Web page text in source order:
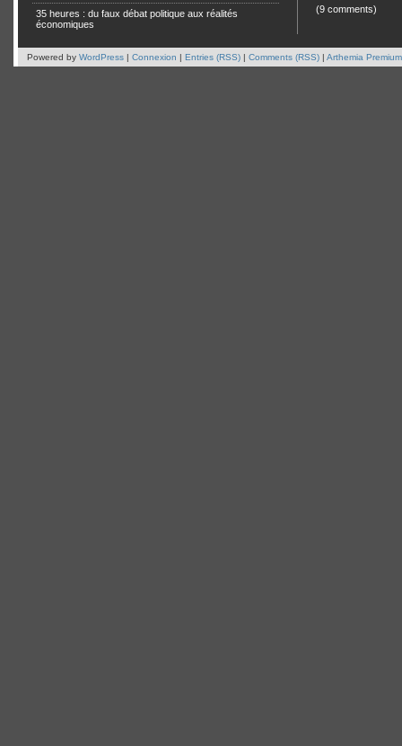
35 heures : du faux débat politique aux réalités
économiques
(9 comments)
Powered by WordPress | Connexion | Entries (RSS) | Comments (RSS) | Arthemia Premium